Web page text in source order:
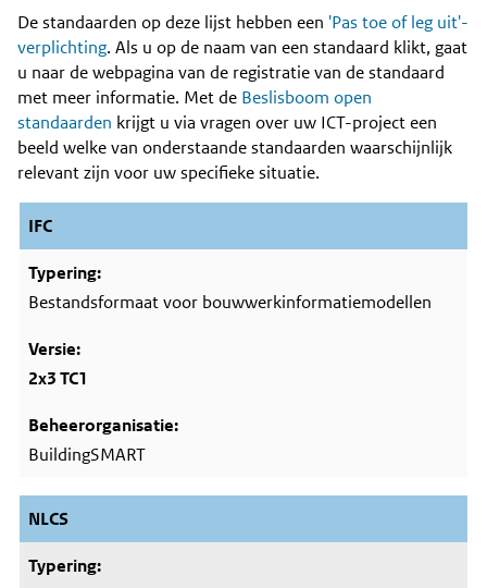
Content
De standaarden op deze lijst hebben een 'Pas toe of leg uit'-
verplichting. Als u op de naam van een standaard klikt, gaat
u naar de webpagina van de registratie van de standaard
met meer informatie. Met de Beslisboom open
standaarden krijgt u via vragen over uw ICT-project een
beeld welke van onderstaande standaarden waarschijnlijk
relevant zijn voor uw specifieke situatie.
IFC
Bestandsformaat voor bouwwerkinformatiemodellen
2x3 TC1
BuildingSMART
NLCS